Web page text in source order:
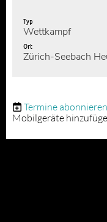
Typ
Wettkampf
Ort
Zürich-Seebach
Termine abonnieren
Mobilgeräte